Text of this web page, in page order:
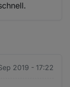
2019 - 17:22